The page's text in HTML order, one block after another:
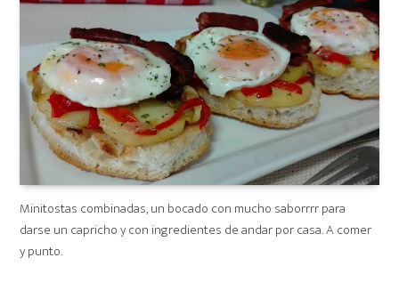
Minitostas combinadas, un bocado con mucho saborrrr para
darse un capricho y con ingredientes de andar por casa. A comer
y punto.